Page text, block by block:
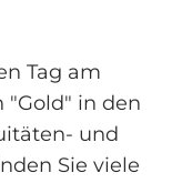
Tag am
"Gold" in den
und
Sie viele